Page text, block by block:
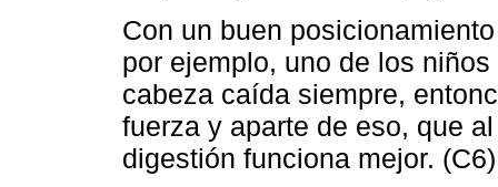
Con un buen
por ejemplo, uno de los
cabeza caída siempre,
fuerza y aparte de eso, que
digestión funciona mejor. (C6)